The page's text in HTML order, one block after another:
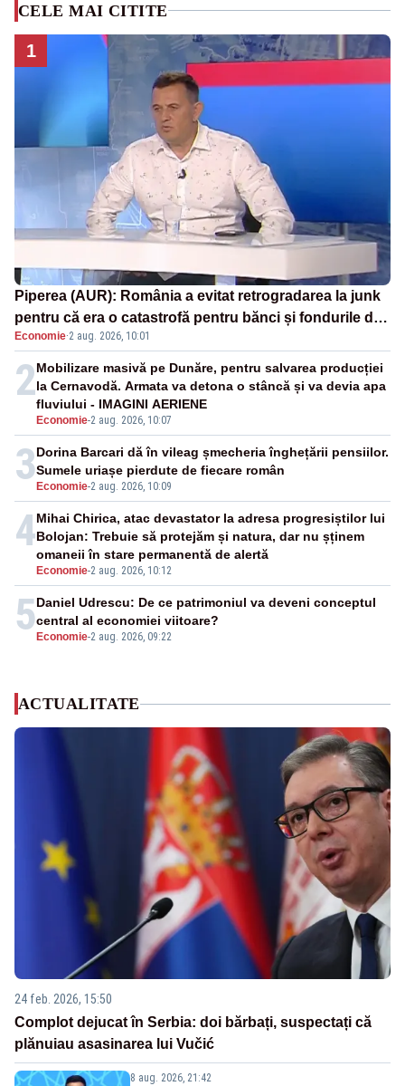
CELE MAI CITITE
1
Piperea (AUR): România a evitat retrogradarea la junk
pentru că era o catastrofă pentru bănci și fondurile de
pensii
Economie·2 aug. 2026, 10:01
2
Economie-2 aug. 2026, 10:07
Mobilizare masivă pe Dunăre, pentru salvarea producției
la Cernavodă. Armata va detona o stâncă și va devia apa
fluviului - IMAGINI AERIENE
3 Economie-2 aug. 2026, 10:09
Dorina Barcari dă în vileag șmecheria înghețării pensiilor.
Sumele uriașe pierdute de fiecare român
4
Economie-2 aug. 2026, 10:12
Mihai Chirica, atac devastator la adresa progresiștilor lui
Bolojan: Trebuie să protejăm și natura, dar nu șținem
omaneii în stare permanentă de alertă
5 Economie-2 aug. 2026, 09:22
Daniel Udrescu: De ce patrimoniul va deveni conceptul
central al economiei viitoare?
ACTUALITATE
24 feb. 2026, 15:50
Complot dejucat în Serbia: doi bărbați, suspectați că
plănuiau asasinarea lui Vučić
8 aug. 2026, 21:42